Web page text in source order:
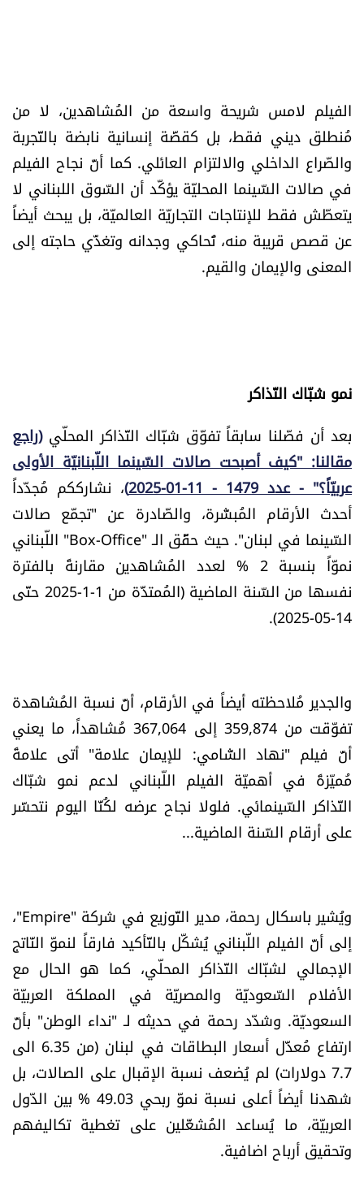
الفيلم لامس شريحة واسعة من المُشاهدين، لا من
مُنطلق ديني فقط، بل كقصَّة إنسانية نابضة بالتّجربة
والصّراع الداخلي والالتزام العائلي. كما أنَّ نجاح الفيلم
في صالات السّينما المحليّة يؤكّد أن السّوق اللبناني لا
يتعطّش فقط للإنتاجات التجاريّة العالميّة، بل يبحث أيضاً
عن قصص قريبة منه، تُحاكي وجدانه وتغذّي حاجته إلى
المعنى والإيمان والقيم.
نمو شبّاك التّذاكر
بعد أن فصّلنا سابقاً تفوّق شبّاك التّذاكر المحلّي(راجع
مقالنا: "كيف أصبحت صالات السّينما اللّبنانيّة الأولى
عربيّاً؟" - عدد 1479 - 11-01-2025)
، نشارككم مُجدّداً
أحدث الأرقام المُبشّرة، والصّادرة عن "تجمّع صالات
السّينما في لبنان". حيث حقَّق الـ "Box-Office" اللّبناني
نموّاً بنسبة 2 % لعدد المُشاهدين مقارنةً بالفترة
نفسها من السّنة الماضية (المُمتدَّة من 1-1-2025 حتّى
14-05-2025).
والجدير مُلاحظته أيضاً في الأرقام، أنَّ نسبة المُشاهدة
تفوّقت من 359,874 إلى 367,064 مُشاهداً، ما يعني
أنَّ فيلم "نهاد الشّامي: للإيمان علامة" أتى علامةً
مُميّزةً في أهميّة الفيلم اللّبناني لدعم نمو شبّاك
التّذاكر السّينمائي. فلولا نجاح عرضه لكُنَّا اليوم نتحسَّر
على أرقام السّنة الماضية...
ويُشير باسكال رحمة، مدير التّوزيع في شركة "Empire"،
إلى أنَّ الفيلم اللّبناني يُشكّل بالتّأكيد فارقاً لنموّ النّاتج
الإجمالي لشبّاك التّذاكر المحلّي، كما هو الحال مع
الأفلام السّعوديّة والمصريّة في المملكة العربيّة
السعوديّة. وشدّد رحمة في حديثه لـ"نداء الوطن" بأنَّ
ارتفاع مُعدَّل أسعار البطاقات في لبنان (من 6.35 الى
7.7 دولارات) لم يُضعف نسبة الإقبال على الصالات، بل
شهدنا أيضاً أعلى نسبة نموّ ربحي 49.03 % بين الدّول
العربيّة، ما يُساعد المُشغّلين على تغطية تكاليفهم
وتحقيق أرباح اضافية.